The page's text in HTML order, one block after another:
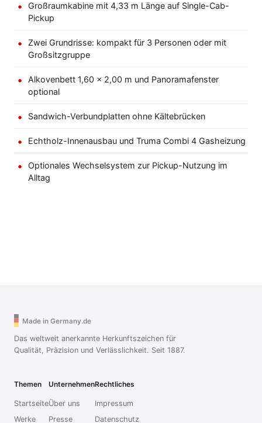
Großraumkabine mit 4,33 m Länge auf Single-Cab-
Pickup
Zwei Grundrisse: kompakt für 3 Personen oder mit
Großsitzgruppe
Alkovenbett 1,60 × 2,00 m und Panoramafenster
optional
Sandwich-Verbundplatten ohne Kältebrücken
Echtholz-Innenausbau und Truma Combi 4 Gasheizung
Optionales Wechselsystem zur Pickup-Nutzung im
Alltag
Made in Germany.de
Das weltweit anerkannte Herkunftszeichen für
Qualität, Präzision und Verlässlichkeit. Seit 1887.
Themen
Startseite
Werke
Unternehmen
Über uns
Presse
Rechtliches
Impressum
Datenschutz